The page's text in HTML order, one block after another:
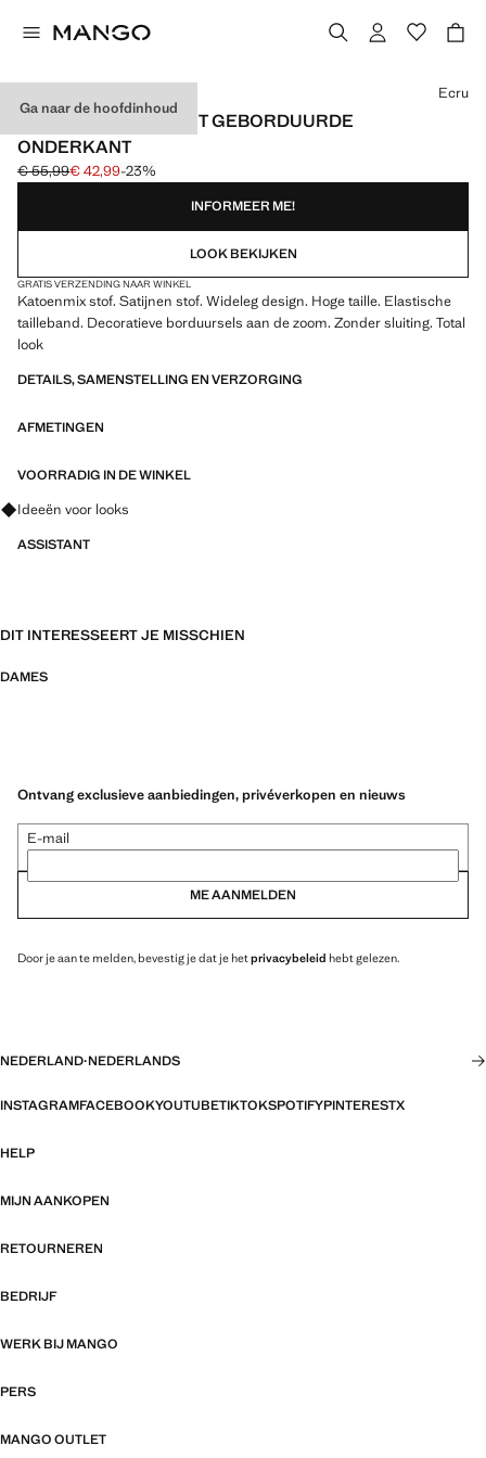
Ga naar de hoofdinhoud
WIDELEG BROEK MET GEBORDUURDE
ONDERKANT
Oorspronkelijke prijs doorgehaald [€ 55,99 ]
€ 55,99
Huidige prijs [€ 42,99 ]
€ 42,99-23%
Kies een kleur
Ecru
INFORMEER ME!
LOOK BEKIJKEN
GRATIS VERZENDING NAAR WINKEL
Katoenmix stof. Satijnen stof. Wideleg design. Hoge taille. Elastische
tailleband. Decoratieve borduursels aan de zoom. Zonder sluiting. Total
look
DETAILS, SAMENSTELLING EN VERZORGING
AFMETINGEN
VOORRADIG IN DE WINKEL
Vraag om outfitideeën, kledingstukken en trends
Ideeën voor looks
ASSISTANT
DIT INTERESSEERT JE MISSCHIEN
DAMES
Ontvang exclusieve aanbiedingen, privéverkopen en nieuws
E-mail
ME AANMELDEN
Door je aan te melden, bevestig je dat je hetprivacybeleid hebt gelezen.
NEDERLAND·NEDERLANDS
INSTAGRAMFACEBOOKYOUTUBETIKTOKSPOTIFYPINTERESTX
HELP
MIJN AANKOPEN
RETOURNEREN
BEDRIJF
WERK BIJ MANGO
PERS
MANGO OUTLET